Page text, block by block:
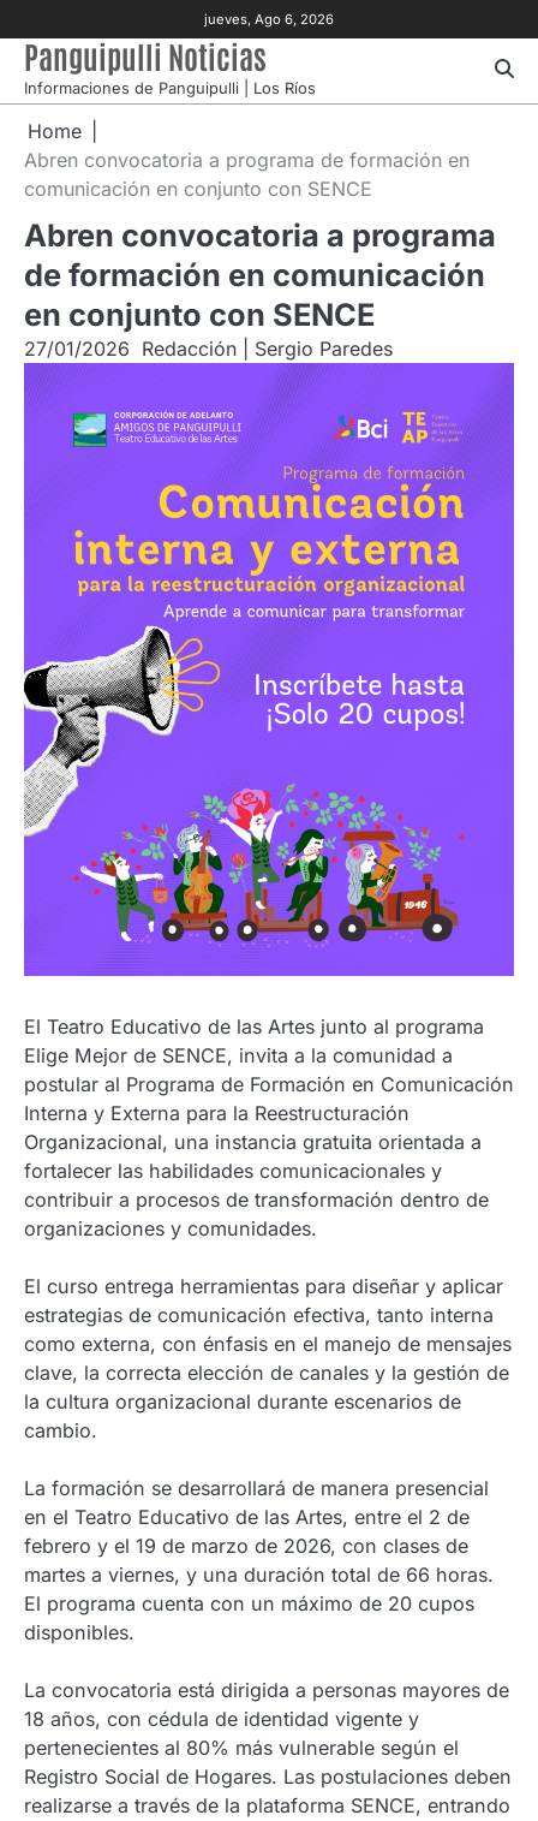
to
content
jueves, Ago 6, 2026
Panguipulli Noticias
Informaciones de Panguipulli | Los Ríos
Home
Abren convocatoria a programa de formación en
comunicación en conjunto con SENCE
Abren convocatoria a programa
de formación en comunicación
en conjunto con SENCE
27/01/2026 Redacción | Sergio Paredes
El Teatro Educativo de las Artes junto al programa
Elige Mejor de SENCE, invita a la comunidad a
postular al Programa de Formación en Comunicación
Interna y Externa para la Reestructuración
Organizacional, una instancia gratuita orientada a
fortalecer las habilidades comunicacionales y
contribuir a procesos de transformación dentro de
organizaciones y comunidades.
El curso entrega herramientas para diseñar y aplicar
estrategias de comunicación efectiva, tanto interna
como externa, con énfasis en el manejo de mensajes
clave, la correcta elección de canales y la gestión de
la cultura organizacional durante escenarios de
cambio.
La formación se desarrollará de manera presencial
en el Teatro Educativo de las Artes, entre el 2 de
febrero y el 19 de marzo de 2026, con clases de
martes a viernes, y una duración total de 66 horas.
El programa cuenta con un máximo de 20 cupos
disponibles.
La convocatoria está dirigida a personas mayores de
18 años, con cédula de identidad vigente y
pertenecientes al 80% más vulnerable según el
Registro Social de Hogares. Las postulaciones deben
realizarse a través de la plataforma SENCE, entrando